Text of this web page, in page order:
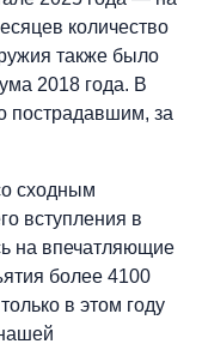
количество
также было
2018 года. В
пострадавшим, за
сходным
вступления в
на впечатляющие
более 4100
в этом году